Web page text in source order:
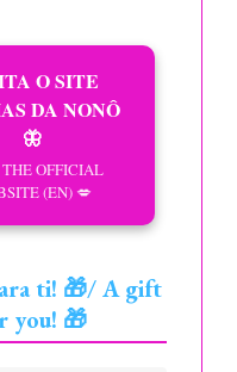
O SITE
DA NONÔ
🦋
OFFICIAL
(EN) 💋
ti! 🎁/ A gift
you! 🎁